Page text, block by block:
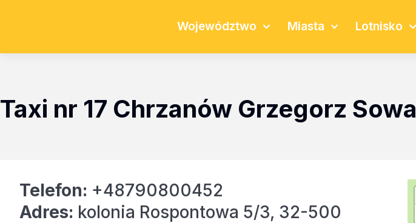
Województwo Miasta Lotnisko
Taxi nr 17 Chrzanów Grzegorz Sowa
Telefon: +48790800452
Adres: kolonia Rospontowa 5/3, 32-500